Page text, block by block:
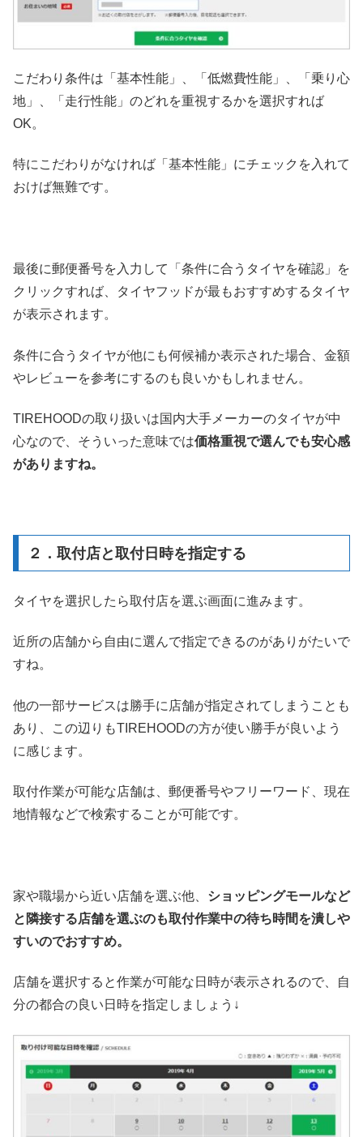
こだわり条件は「基本性能」、「低燃費性能」、「乗り心
地」、「走行性能」のどれを重視するかを選択すれば
OK。
特にこだわりがなければ「基本性能」にチェックを入れて
おけば無難です。
最後に郵便番号を入力して「条件に合うタイヤを確認」を
クリックすれば、タイヤフッドが最もおすすめするタイヤ
が表示されます。
条件に合うタイヤが他にも何候補か表示された場合、金額
やレビューを参考にするのも良いかもしれません。
TIREHOODの取り扱いは国内大手メーカーのタイヤが中
心なので、そういった意味では価格重視で選んでも安心感
がありますね。
２．取付店と取付日時を指定する
タイヤを選択したら取付店を選ぶ画面に進みます。
近所の店舗から自由に選んで指定できるのがありがたいで
すね。
他の一部サービスは勝手に店舗が指定されてしまうことも
あり、この辺りもTIREHOODの方が使い勝手が良いよう
に感じます。
取付作業が可能な店舗は、郵便番号やフリーワード、現在
地情報などで検索することが可能です。
家や職場から近い店舗を選ぶ他、 ショッピングモールなど
と隣接する店舗を選ぶのも取付作業中の待ち時間を潰しや
すいのでおすすめ。
店舗を選択すると作業が可能な日時が表示されるので、自
分の都合の良い日時を指定しましょう↓